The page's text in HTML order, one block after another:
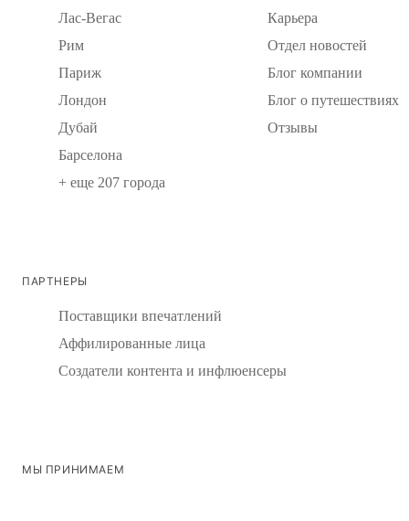
Лас-Вегас
Рим
Париж
Лондон
Дубай
Барселона
+ еще 207 города
Карьера
Отдел новостей
Блог компании
Блог о путешествиях
Отзывы
ПАРТНЕРЫ
Поставщики впечатлений
Аффилированные лица
Создатели контента и инфлюенсеры
МЫ ПРИНИМАЕМ